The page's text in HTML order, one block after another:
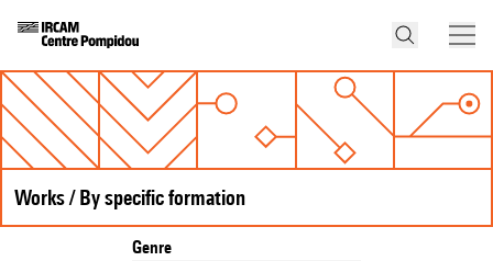
Works / By specific formation
Genre